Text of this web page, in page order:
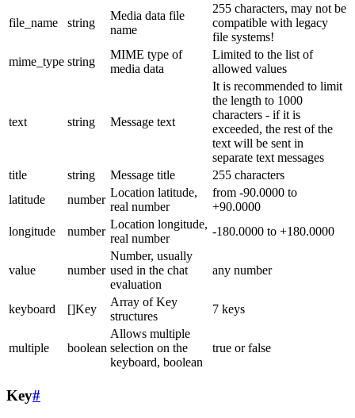
file_name string
Media data file
name
255 characters, may not be
compatible with legacy
file systems!
mime_type string
MIME type of
media data
Limited to the list of
allowed values
text string Message text
It is recommended to limit
the length to 1000
characters - if it is
exceeded, the rest of the
text will be sent in
separate text messages
title
string Message title
255 characters
latitude
number
Location latitude,
real number
from -90.0000 to
+90.0000
longitude
number
Location longitude,
real number
-180.0000 to +180.0000
value number
Number, usually
used in the chat
evaluation
any number
keyboard []Key
Array of Key
structures
7 keys
multiple boolean
Allows multiple
selection on the
keyboard, boolean
true or false
Key#